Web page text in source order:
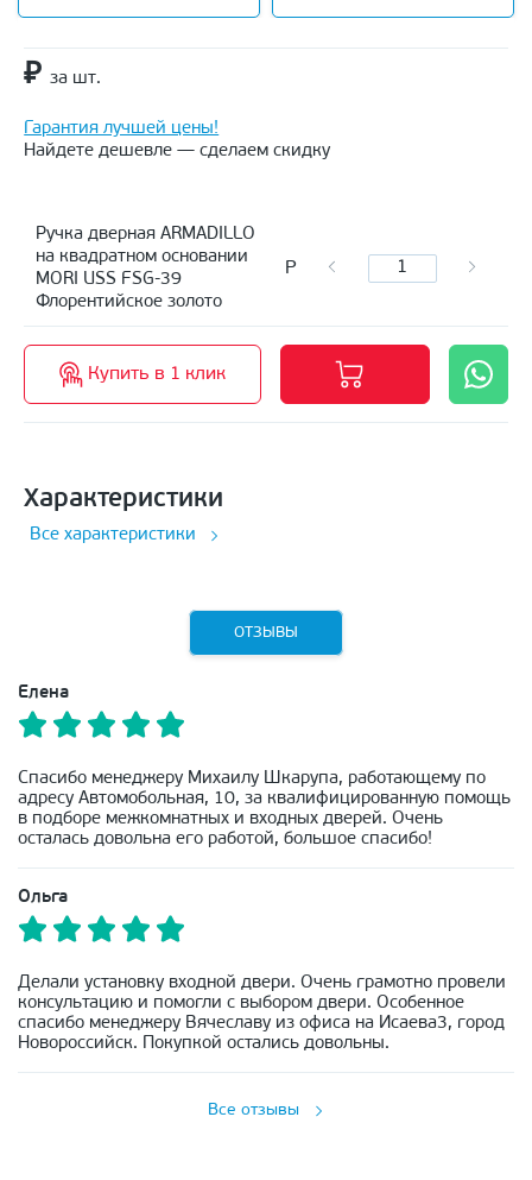
₽ за шт.
Гарантия лучшей цены!
Найдете дешевле — сделаем скидку
Ручка дверная ARMADILLO
на квадратном основании
MORI USS FSG-39
Флорентийское золото
Р
Купить в 1 клик
Характеристики
Все характеристики
ОТЗЫВЫ
Елена
Спасибо менеджеру Михаилу Шкарупа, работающему по
адресу Автомобольная, 10, за квалифицированную помощь
в подборе межкомнатных и входных дверей. Очень
осталась довольна его работой, большое спасибо!
Ольга
Делали установку входной двери. Очень грамотно провели
консультацию и помогли с выбором двери. Особенное
спасибо менеджеру Вячеславу из офиса на Исаева3, город
Новороссийск. Покупкой остались довольны.
Все отзывы